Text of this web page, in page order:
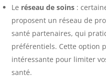
Le réseau de soins:
proposent un réseau de
santé partenaires, qui
préférentiels. Cette option
intéressante pour limiter
santé.